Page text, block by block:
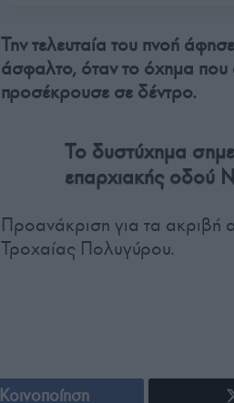
Την τελευταία του πνοή
άσφαλτο, όταν το όχημα που
προσέκρουσε σε δέντρο.
Το δυστύχημα
επαρχιακής οδού
Προανάκριση για τα ακριβή
Τροχαίας Πολυγύρου.
Κοινοποίηση